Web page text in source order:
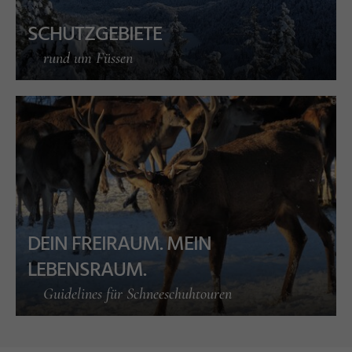
SCHUTZGEBIETE
rund um Füssen
DEIN FREIRAUM. MEIN
LEBENSRAUM.
Guidelines für Schneeschuhtouren
©
J
a
n
n
a
K
a
m
p
h
o